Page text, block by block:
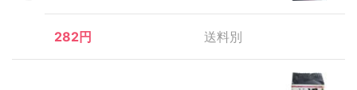
282円 送料別